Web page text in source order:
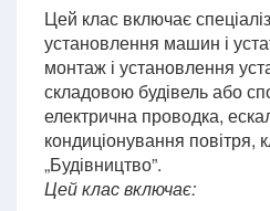
Цей клас включає
установлення машин і
монтаж і установлення
складовою будівель або
електрична проводка,
кондиціонування повітря,
„Будівництво”.
Цей клас включає: